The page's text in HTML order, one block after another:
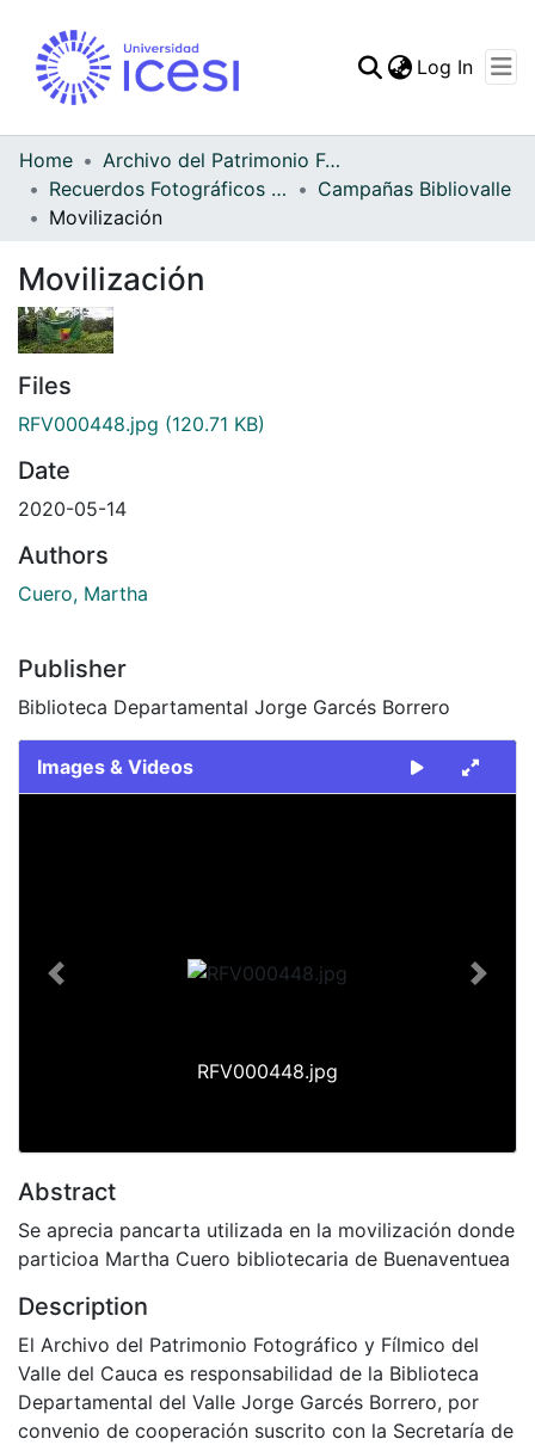
Statistics
Log In
Home
Archivo del Patrimonio Fotográfico y Fílmico del Valle del Cauca
Recuerdos Fotográficos Vallecaucanos
Campañas Bibliovalle
Movilización
Movilización
Files
RFV000448.jpg (120.71 KB)
Date
2020-05-14
Authors
Cuero, Martha
Publisher
Biblioteca Departamental Jorge Garcés Borrero
Images & Videos
RFV000448.jpg
Previous Next
Abstract
Se aprecia pancarta utilizada en la movilización donde
particioa Martha Cuero bibliotecaria de Buenaventuea
Description
El Archivo del Patrimonio Fotográfico y Fílmico del
Valle del Cauca es responsabilidad de la Biblioteca
Departamental del Valle Jorge Garcés Borrero, por
convenio de cooperación suscrito con la Secretaría de